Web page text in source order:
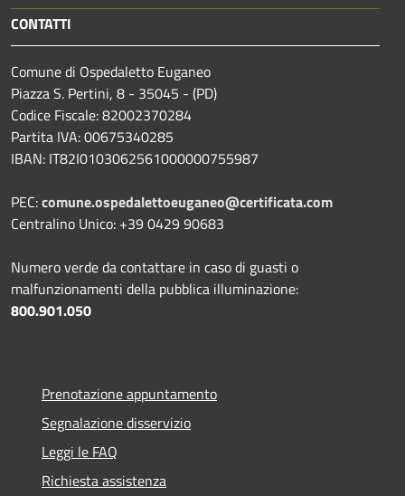
CONTATTI
Comune di Ospedaletto Euganeo
Piazza S. Pertini, 8 - 35045 - (PD)
Codice Fiscale: 82002370284
Partita IVA: 00675340285
IBAN: IT82I0103062561000000755987
PEC:comune.ospedalettoeuganeo@certificata.com
Centralino Unico: +39 0429 90683
Numero verde da contattare in caso di guasti o
malfunzionamenti della pubblica illuminazione:
800.901.050
Prenotazione appuntamento
Segnalazione disservizio
Leggi le FAQ
Richiesta assistenza